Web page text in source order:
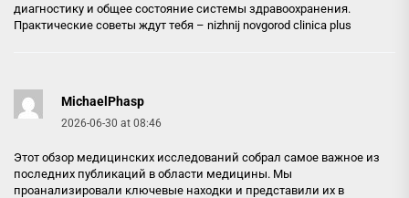
диагностику и общее состояние системы здравоохранения.
Практические советы ждут тебя – nizhnij novgorod clinica plus
MichaelPhasp
2026-06-30 at 08:46
Этот обзор медицинских исследований собрал самое важное из
последних публикаций в области медицины. Мы
проанализировали ключевые находки и представили их в